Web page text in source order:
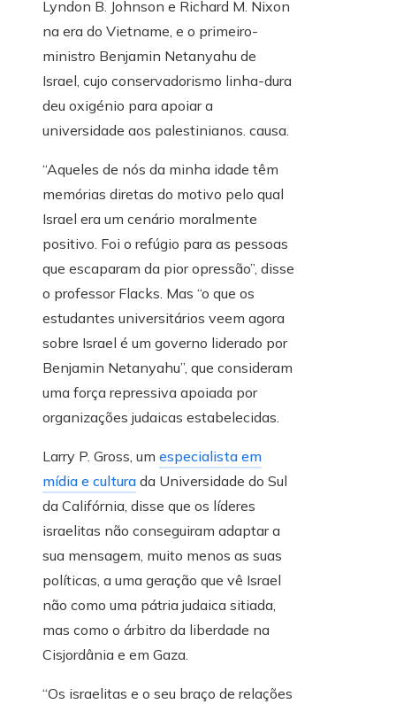
Lyndon B. Johnson e Richard M. Nixon
na era do Vietname, e o primeiro-
ministro Benjamin Netanyahu de
Israel, cujo conservadorismo linha-dura
deu oxigénio para apoiar a
universidade aos palestinianos. causa.
“Aqueles de nós da minha idade têm
memórias diretas do motivo pelo qual
Israel era um cenário moralmente
positivo. Foi o refúgio para as pessoas
que escaparam da pior opressão”, disse
o professor Flacks. Mas “o que os
estudantes universitários veem agora
sobre Israel é um governo liderado por
Benjamin Netanyahu”, que consideram
uma força repressiva apoiada por
organizações judaicas estabelecidas.
Larry P. Gross, um especialista em
mídia e cultura da Universidade do Sul
da Califórnia, disse que os líderes
israelitas não conseguiram adaptar a
sua mensagem, muito menos as suas
políticas, a uma geração que vê Israel
não como uma pátria judaica sitiada,
mas como o árbitro da liberdade na
Cisjordânia e em Gaza.
“Os israelitas e o seu braço de relações